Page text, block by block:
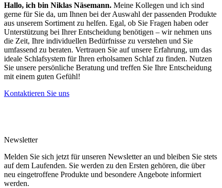
Hallo, ich bin Niklas Näsemann. Meine Kollegen und ich sind
gerne für Sie da, um Ihnen bei der Auswahl der passenden Produkte
aus unserem Sortiment zu helfen. Egal, ob Sie Fragen haben oder
Unterstützung bei Ihrer Entscheidung benötigen – wir nehmen uns
die Zeit, Ihre individuellen Bedürfnisse zu verstehen und Sie
umfassend zu beraten. Vertrauen Sie auf unsere Erfahrung, um das
ideale Schlafsystem für Ihren erholsamen Schlaf zu finden. Nutzen
Sie unsere persönliche Beratung und treffen Sie Ihre Entscheidung
mit einem guten Gefühl!
Kontaktieren Sie uns
Newsletter
Melden Sie sich jetzt für unseren Newsletter an und bleiben Sie stets
auf dem Laufenden. Sie werden zu den Ersten gehören, die über
neu eingetroffene Produkte und besondere Angebote informiert
werden.